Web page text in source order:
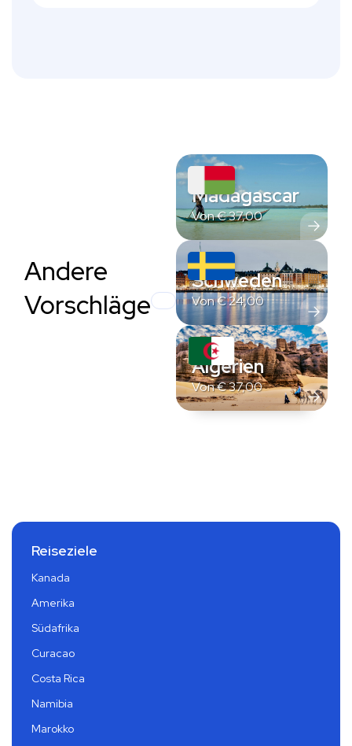
Andere
Vorschläge
Madagascar
Von€37,00
Schweden
Von€24,00
Algerien
Von€37,00
Reiseziele
Kanada
Amerika
Südafrika
Curacao
Costa Rica
Namibia
Marokko